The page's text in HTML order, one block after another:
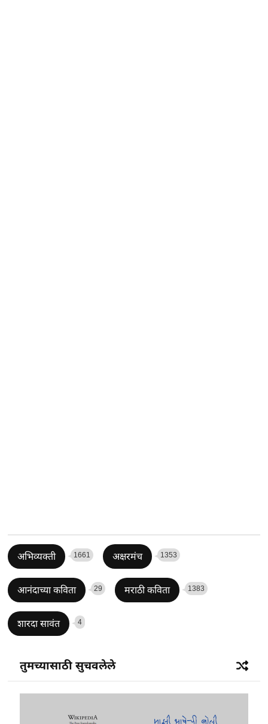
अभिव्यक्ती 1661 अक्षरमंच 1353
आनंदाच्या कविता 29 मराठी कविता 1383
शारदा सावंत 4
तुमच्यासाठी सुचवलेले